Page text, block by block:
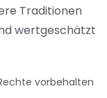
Traditionen
wertgeschätzt
vorbehalten